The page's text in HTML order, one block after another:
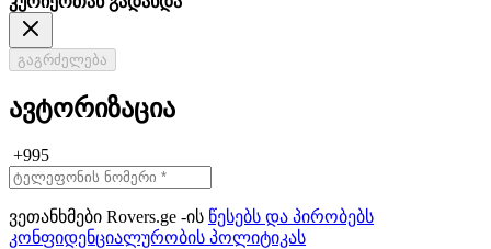
გაგრძელება
ავტორიზაცია
+995
ვეთანხმები Rovers.ge -ის წესებს და პირობებს
კონფიდენციალურობის პოლიტიკას